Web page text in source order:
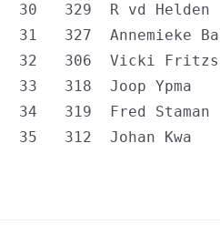
30   329  R vd Helden
31   327  Annemieke
32   306  Vicki
33   318  Joop Ypma
34   319  Fred Staman
35   312  Johan Kwa